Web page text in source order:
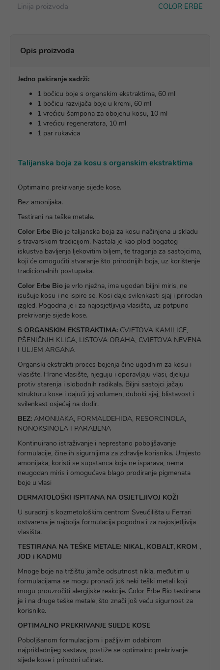
Linija proizvoda
COLOR ERBE
Opis proizvoda
Jedno pakiranje sadrži:
1 bočicu boje s organskim ekstraktima, 60 ml
1 bočicu razvijača boje u kremi, 60 ml
1 vrećicu šampona za obojenu kosu, 10 ml
1 vrećicu regeneratora, 10 ml
1 par rukavica
Talijanska boja za kosu s organskim ekstraktima
Optimalno prekrivanje sijede kose.
Bez amonijaka.
Testirani na teške metale.
Color Erbe Bio je talijanska boja za kosu načinjena u skladu
s travarskom tradicijom. Nastala je kao plod bogatog
iskustva bavljenja ljekovitim biljem, te traganja za sastojcima,
koji će omogućiti stvaranje što prirodnijih boja, uz korištenje
tradicionalnih postupaka.
Color Erbe Bio je vrlo nježna, ima ugodan biljni miris, ne
isušuje kosu i ne ispire se. Kosi daje svilenkasti sjaj i prirodan
izgled. Pogodna je i za najosjetljivija vlasišta, uz potpuno
prekrivanje sijede kose.
S ORGANSKIM EKSTRAKTIMA: CVJETOVA KAMILICE,
PŠENIČNIH KLICA, LISTOVA ORAHA, CVJETOVA NEVENA
I ULJEM ARGANA
Organski ekstrakti proces bojenja čine ugodnim za kosu i
vlasište. Hrane vlasište, njeguju i oporavljaju vlasi, djeluju
protiv starenja i slobodnih radikala. Biljni sastojci jačaju
strukturu kose i dajući joj volumen, duboki sjaj, blistavost i
svilenkast osjećaj na dodir.
BEZ: AMONIJAKA, FORMALDEHIDA, RESORCINOLA,
NONOKSINOLA I PARABENA
Kontinuirano istraživanje i neprestano poboljšavanje
formulacije, čine ih sigurnijima za zdravlje korisnika. Umjesto
amonijaka, koristi se supstanca koja ne isparava, nema
neugodan miris i omogućava blago prodiranje pigmenata
boje u vlasi
DERMATOLOŠKI ISPITANA NA OSJETLJIVOJ KOŽI
U suradnji s kozmetološkim centrom Sveučilišta u Ferrari
ostvarena je najbolja formulacija pogodna i za najosjetljivija
vlasišta.
TESTIRANA NA TEŠKE METALE: NIKAL, KOBALT, KROM ,
JOD i KADMIJ
Mnoge boje na tržištu jamče odsutnost nikla, međutim u
formulacijama se mogu pronaći još neki teški metali koji
mogu prouzročiti alergijske reakcije. Color Erbe Bio testirana
je i na druge teške metale, što znači još veću sigurnost za
korisnike.
OPTIMALNO PREKRIVANJE SIJEDE KOSE
Poboljšanom formulacijom i pažljivim odabirom
najprikladnijeg sastava, postiže se optimalno prekrivanje
sijede kose i prirodni učinak.